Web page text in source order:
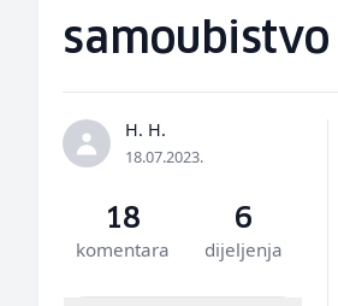
samoubistvo
H. H.
18.07.2023.
18
komentara
6
dijeljenja